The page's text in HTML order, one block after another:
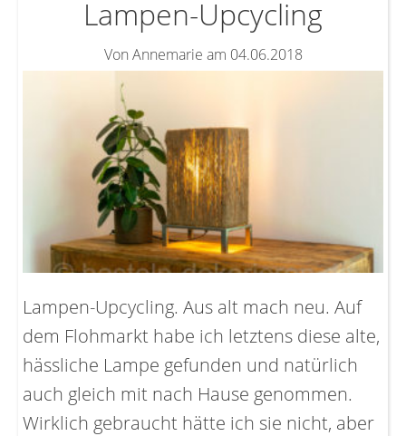
Lampen-Upcycling
Von Annemarie am 04.06.2018
Lampen-Upcycling. Aus alt mach neu. Auf
dem Flohmarkt habe ich letztens diese alte,
hässliche Lampe gefunden und natürlich
auch gleich mit nach Hause genommen.
Wirklich gebraucht hätte ich sie nicht, aber